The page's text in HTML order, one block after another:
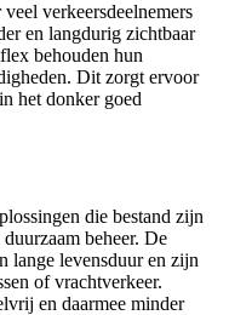
verkeersdeelnemers
en langdurig zichtbaar
behouden hun
Dit zorgt ervoor
het donker goed
die bestand zijn
beheer. De
lange levensduur en zijn
of vrachtverkeer.
en daarmee minder